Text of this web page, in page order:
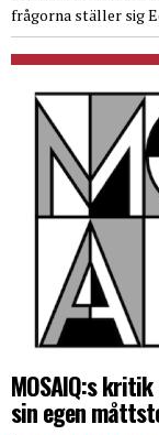
frågorna ställer sig
MOSAIQ:s
sin egen